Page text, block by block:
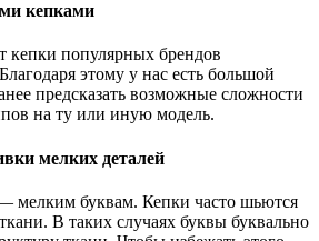
кепками
кепки популярных брендов
этому у нас есть большой
предсказать возможные сложности
на ту или иную модель.
мелких деталей
мелким буквам. Кепки часто шьются
В таких случаях буквы буквально